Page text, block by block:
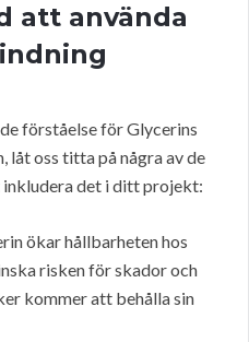
att använda
förståelse för Glycerins
låt oss titta på några av de
det i ditt projekt:
ökar hållbarheten hos
risken för skador och
kommer att behålla sin